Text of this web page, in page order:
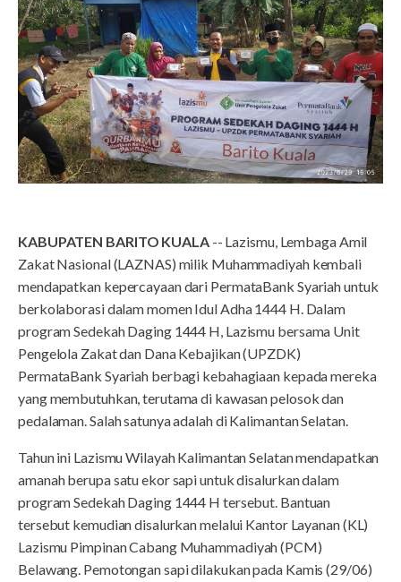
KABUPATEN BARITO KUALA-- Lazismu, Lembaga Amil
Zakat Nasional (LAZNAS) milik Muhammadiyah kembali
mendapatkan kepercayaan dari PermataBank Syariah untuk
berkolaborasi dalam momen Idul Adha 1444 H. Dalam
program Sedekah Daging 1444 H, Lazismu bersama Unit
Pengelola Zakat dan Dana Kebajikan (UPZDK)
PermataBank Syariah berbagi kebahagiaan kepada mereka
yang membutuhkan, terutama di kawasan pelosok dan
pedalaman. Salah satunya adalah di Kalimantan Selatan.
Tahun ini Lazismu Wilayah Kalimantan Selatan mendapatkan
amanah berupa satu ekor sapi untuk disalurkan dalam
program Sedekah Daging 1444 H tersebut. Bantuan
tersebut kemudian disalurkan melalui Kantor Layanan (KL)
Lazismu Pimpinan Cabang Muhammadiyah (PCM)
Belawang. Pemotongan sapi dilakukan pada Kamis (29/06)